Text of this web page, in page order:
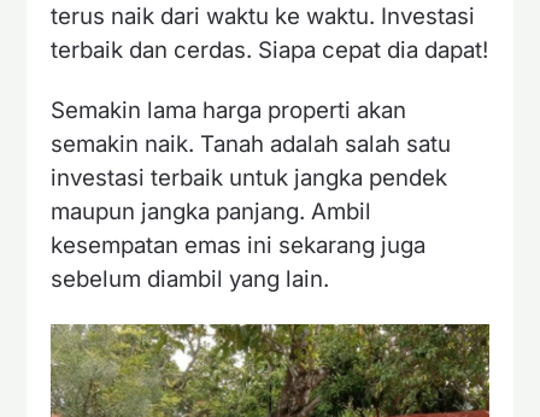
terus naik dari waktu ke waktu. Investasi
terbaik dan cerdas. Siapa cepat dia dapat!
Semakin lama harga properti akan
semakin naik. Tanah adalah salah satu
investasi terbaik untuk jangka pendek
maupun jangka panjang. Ambil
kesempatan emas ini sekarang juga
sebelum diambil yang lain.